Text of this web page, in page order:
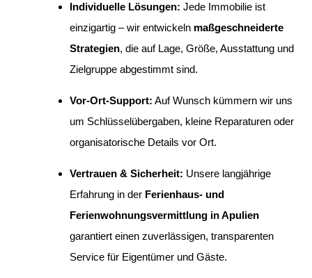
Individuelle Lösungen: Jede Immobilie ist
einzigartig – wir entwickeln maßgeschneiderte
Strategien, die auf Lage, Größe, Ausstattung und
Zielgruppe abgestimmt sind.
Vor-Ort-Support: Auf Wunsch kümmern wir uns
um Schlüsselübergaben, kleine Reparaturen oder
organisatorische Details vor Ort.
Vertrauen & Sicherheit: Unsere langjährige
Erfahrung in der Ferienhaus- und
Ferienwohnungsvermittlung in Apulien
garantiert einen zuverlässigen, transparenten
Service für Eigentümer und Gäste.